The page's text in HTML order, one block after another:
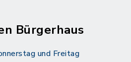
Bürgerhaus
und Freitag